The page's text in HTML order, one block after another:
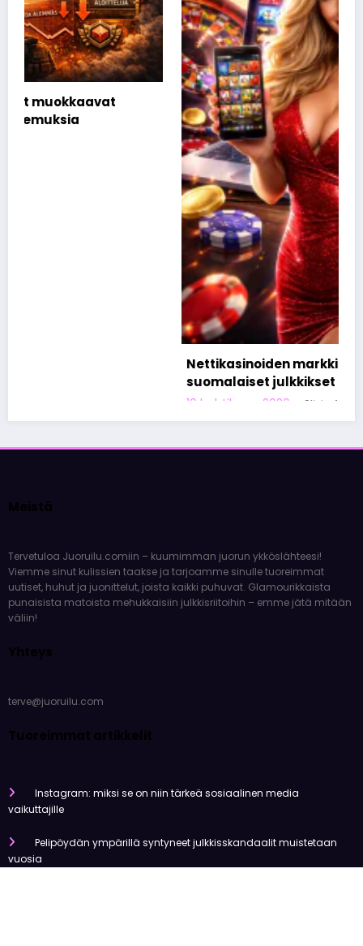
Nettikasinoiden markkinoinnista tunnetut
suomalaiset julkkikset
Olivia Aho
Tervetuloa Juoruilu.comiin – kuumimman juorun ykköslähteesi!
Viemme sinut kulissien taakse ja tarjoamme sinulle tuoreimmat
uutiset, huhut ja juonittelut, joista kaikki puhuvat. Glamourikkaista
punaisista matoista mehukkaisiin julkkisriitoihin – emme jätä mitään
Instagram: miksi se on niin tärkeä sosiaalinen media
Pelipöydän ympärillä syntyneet julkkisskandaalit muistetaan